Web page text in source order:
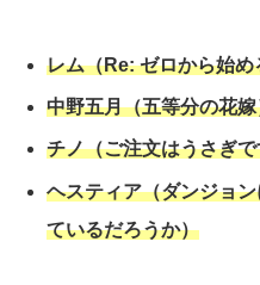
レム（Re: ゼロから始
中野五月（五等分の花嫁
チノ（ご注文はうさぎ
ヘスティア（ダンジョ
ているだろうか）